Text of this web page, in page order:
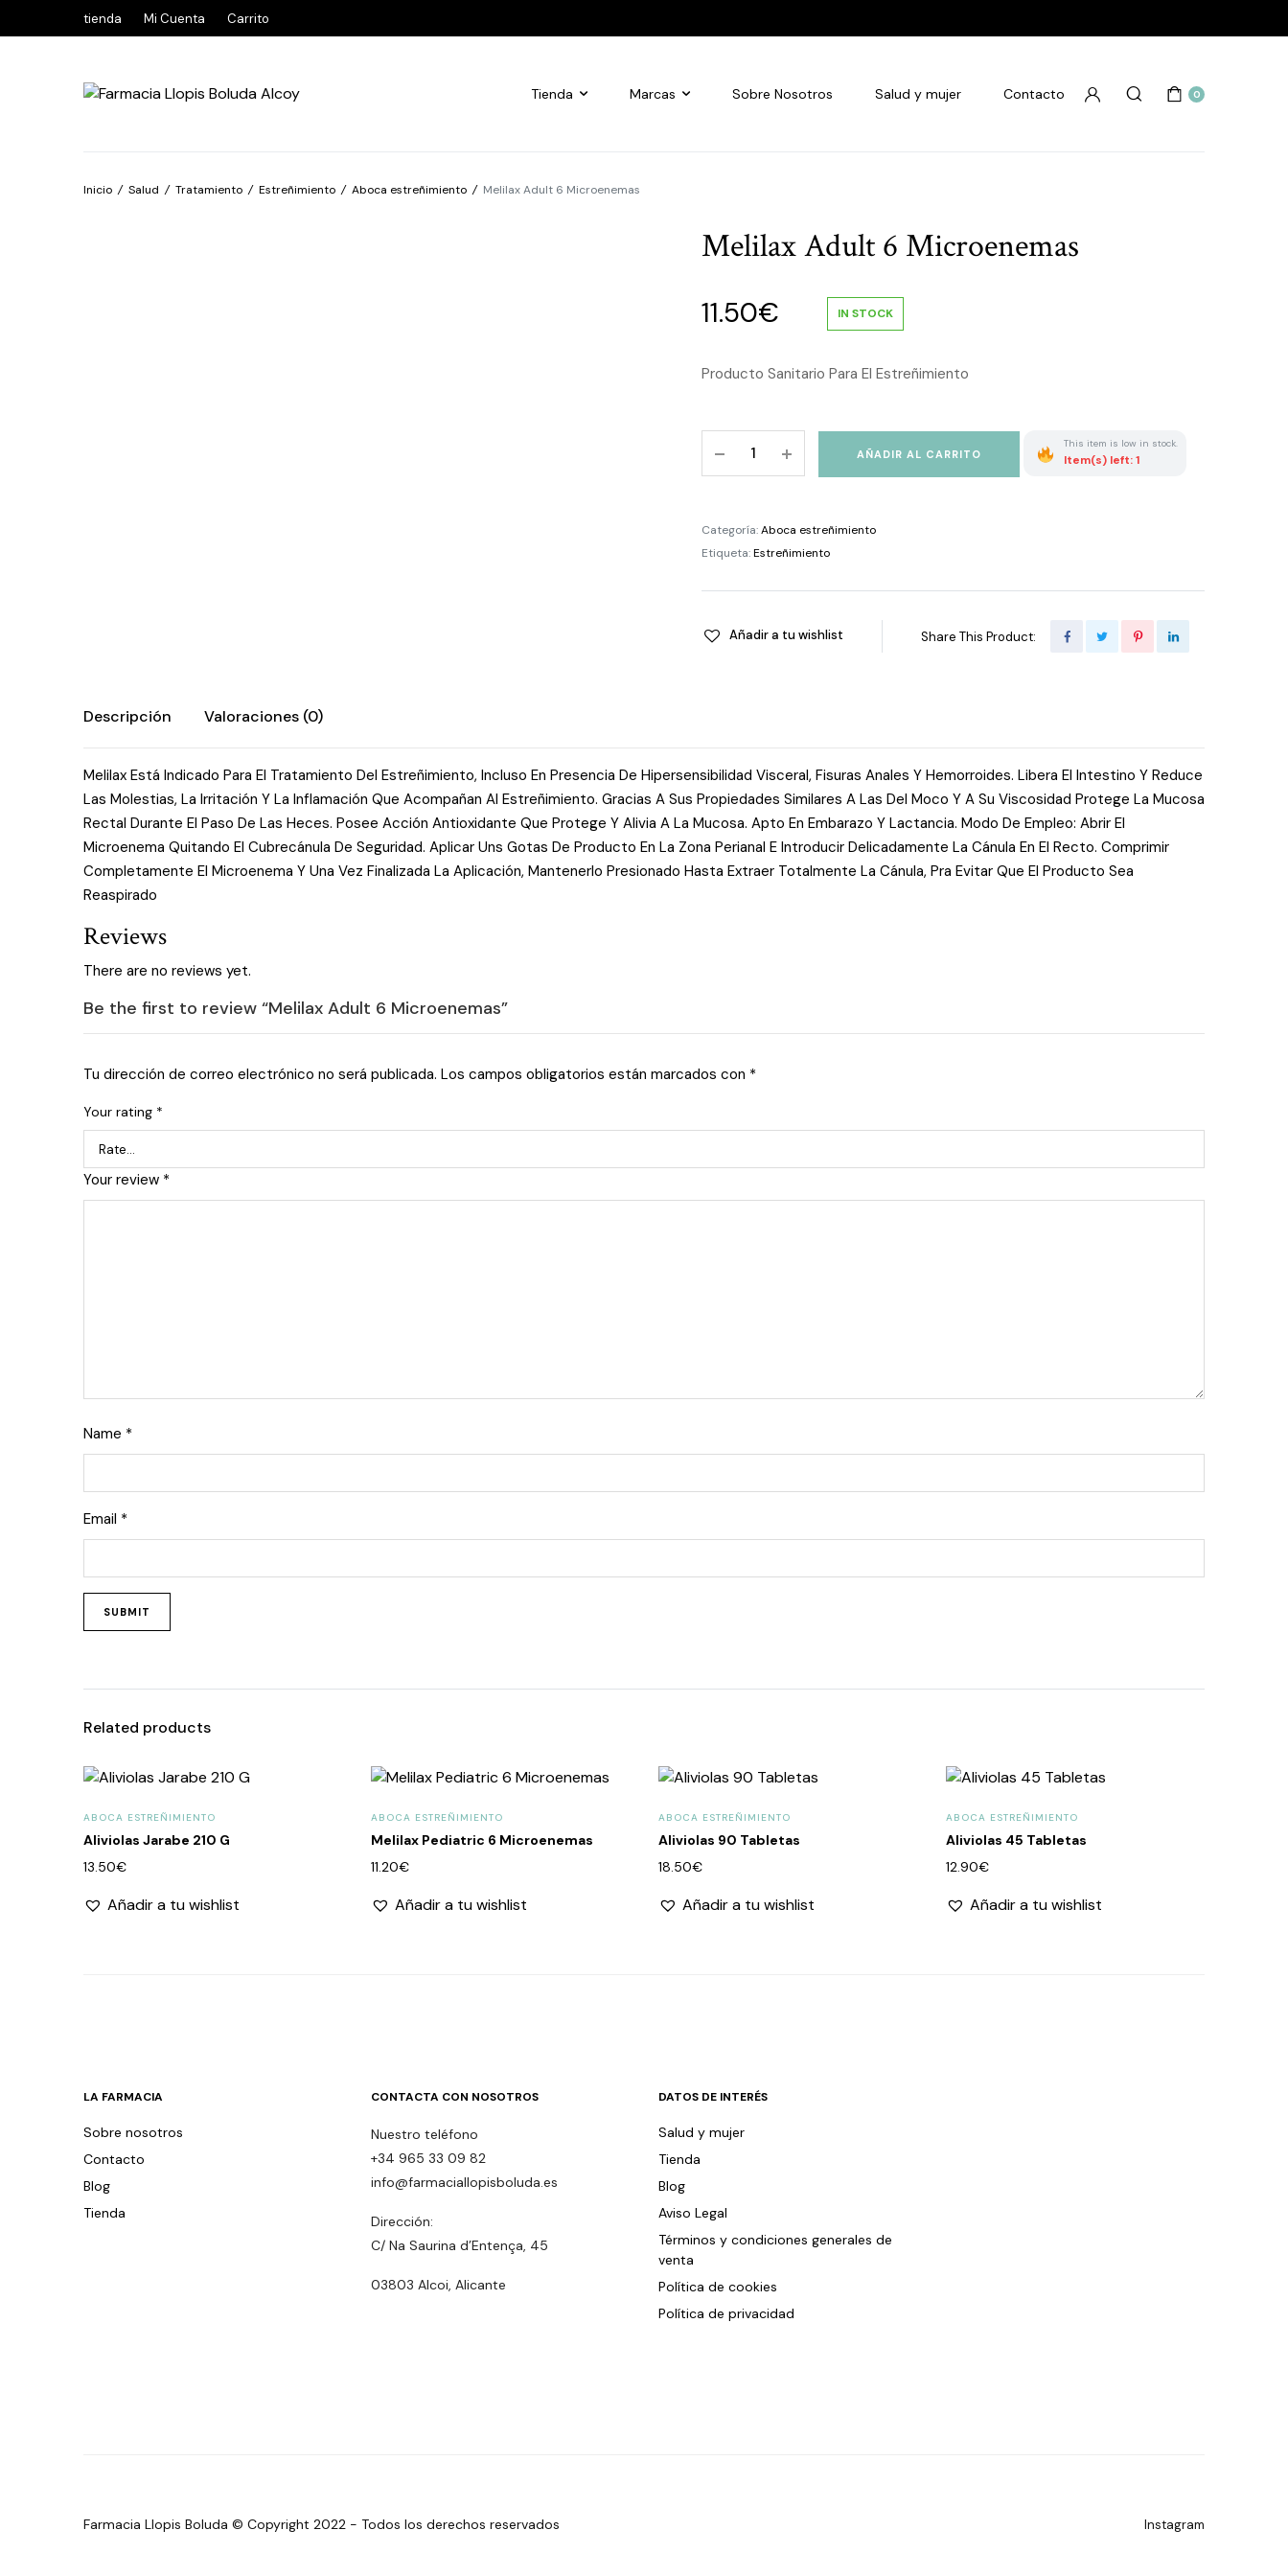
tienda Mi Cuenta Carrito
Tienda Marcas Sobre Nosotros Salud y mujer Contacto 0
Inicio / Salud / Tratamiento / Estreñimiento / Aboca estreñimiento / Melilax Adult 6 Microenemas
Melilax Adult 6 Microenemas
11.50€ IN STOCK
Producto Sanitario Para El Estreñimiento
Adult
quantity
AÑADIR AL CARRITO
This item is low in stock.
Item(s) left: 1
Categoría:Aboca estreñimiento
Etiqueta:Estreñimiento
Añadir a tu wishlist Share This Product:
Descripción Valoraciones (0)
Melilax Está Indicado Para El Tratamiento Del Estreñimiento, Incluso En Presencia De Hipersensibilidad Visceral, Fisuras Anales Y Hemorroides. Libera El Intestino Y Reduce
Las Molestias, La Irritación Y La Inflamación Que Acompañan Al Estreñimiento. Gracias A Sus Propiedades Similares A Las Del Moco Y A Su Viscosidad Protege La Mucosa
Rectal Durante El Paso De Las Heces. Posee Acción Antioxidante Que Protege Y Alivia A La Mucosa. Apto En Embarazo Y Lactancia. Modo De Empleo: Abrir El
Microenema Quitando El Cubrecánula De Seguridad. Aplicar Uns Gotas De Producto En La Zona Perianal E Introducir Delicadamente La Cánula En El Recto. Comprimir
Completamente El Microenema Y Una Vez Finalizada La Aplicación, Mantenerlo Presionado Hasta Extraer Totalmente La Cánula, Pra Evitar Que El Producto Sea
Reaspirado
Reviews
There are no reviews yet.
Be the first to review “Melilax Adult 6 Microenemas”
Tu dirección de correo electrónico no será publicada. Los campos obligatorios están marcados con *
Your rating *
Your review *
Name *
Email *
Related products
ABOCA ESTREÑIMIENTO
Aliviolas Jarabe 210 G
13.50€
Añadir a tu wishlist
ABOCA ESTREÑIMIENTO
Melilax Pediatric 6 Microenemas
11.20€
Añadir a tu wishlist
ABOCA ESTREÑIMIENTO
Aliviolas 90 Tabletas
18.50€
Añadir a tu wishlist
ABOCA ESTREÑIMIENTO
Aliviolas 45 Tabletas
12.90€
Añadir a tu wishlist
LA FARMACIA
Sobre nosotros
Contacto
Blog
Tienda
CONTACTA CON NOSOTROS
Nuestro teléfono
+34 965 33 09 82
info@farmaciallopisboluda.es
Dirección:
C/ Na Saurina d’Entença, 45
03803 Alcoi, Alicante
DATOS DE INTERÉS
Salud y mujer
Tienda
Blog
Aviso Legal
Términos y condiciones generales de
venta
Política de cookies
Política de privacidad
Farmacia Llopis Boluda © Copyright 2022 - Todos los derechos reservados Instagram